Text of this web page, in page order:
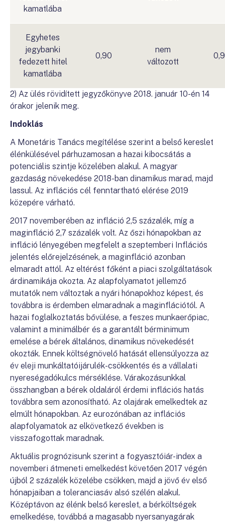
kamatlába
Egyhetes
jegybanki
fedezett hitel
kamatlába
0,90
nem
változott
2) Az ülés rövidített jegyzőkönyve 2018. január 10-én 14
órakor jelenik meg.
Indoklás
A Monetáris Tanács megítélése szerint a belső kereslet
élénkülésével párhuzamosan a hazai kibocsátás a
potenciális szintje közelében alakul. A magyar
gazdaság növekedése 2018-ban dinamikus marad, majd
lassul. Az inflációs cél fenntartható elérése 2019
közepére várható.
2017 novemberében az infláció 2,5 százalék, míg a
maginfláció 2,7 százalék volt. Az őszi hónapokban az
infláció lényegében megfelelt a szeptemberi Inflációs
jelentés előrejelzésének, a maginfláció azonban
elmaradt attól. Az eltérést főként a piaci szolgáltatások
árdinamikája okozta. Az alapfolyamatot jellemző
mutatók nem változtak a nyári hónapokhoz képest, és
továbbra is érdemben elmaradnak a maginflációtól. A
hazai foglalkoztatás bővülése, a feszes munkaerőpiac,
valamint a minimálbér és a garantált bérminimum
emelése a bérek általános, dinamikus növekedését
okozták. Ennek költségnövelő hatását ellensúlyozza az
év eleji munkáltatóijárulék-csökkentés és a vállalati
nyereségadókulcs mérséklése. Várakozásunkkal
összhangban a bérek oldaláról érdemi inflációs hatás
továbbra sem azonosítható. Az olajárak emelkedtek az
elmúlt hónapokban. Az eurozónában az inflációs
alapfolyamatok az elkövetkező években is
visszafogottak maradnak.
Aktuális prognózisunk szerint a fogyasztóiár-index a
novemberi átmeneti emelkedést követően 2017 végén
újból 2 százalék közelébe csökken, majd a jövő év első
hónapjaiban a toleranciasáv alsó szélén alakul.
Középtávon az élénk belső kereslet, a bérköltségek
emelkedése, továbbá a magasabb nyersanyagárak